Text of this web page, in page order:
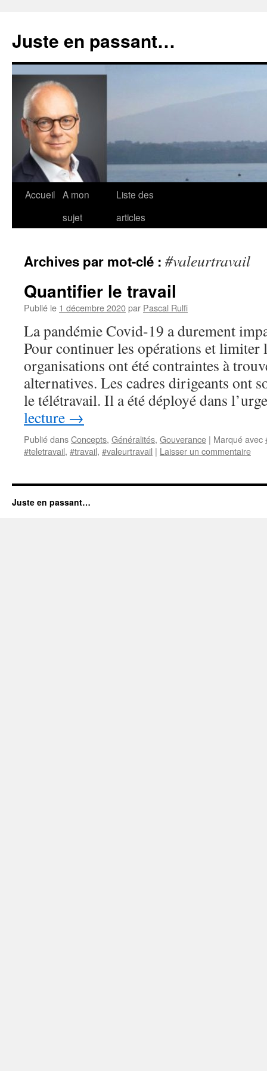
contenu
Juste en passant…
Accueil A mon
sujet
Liste des
articles
Archives par mot-clé : #valeurtravail
Quantifier le travail
Publié le 1 décembre 2020par Pascal Rulfi
La pandémie Covid-19 a durement
Pour continuer les opérations et limiter
organisations ont été contraintes à
alternatives. Les cadres dirigeants ont
le télétravail. Il a été déployé dans
lecture →
Publié dansConcepts, Généralités, Gouverance | Marqué avec
#teletravail, #travail, #valeurtravail | Laisser un commentaire
Juste en passant…